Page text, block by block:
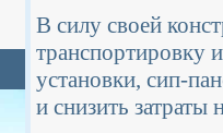
В силу своей
транспортировку
установки, сип-
и снизить затраты